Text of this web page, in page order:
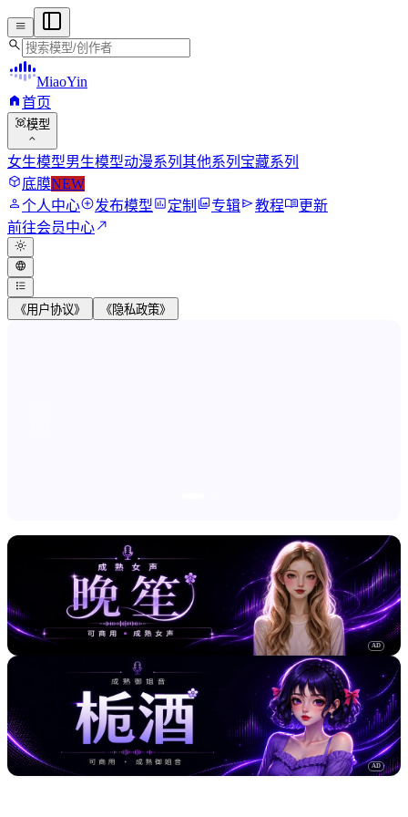
menu
search
MiaoYin
home首页
view_in_ar模型
expand_more
女生模型男生模型动漫系列 其他系列 宝藏系列
deployed_code底膜NEW
person个人中心add_circle发布模型assessment定制 photo_library专辑send教程menu_book更新
前往会员中心north_east
light_mode
language
format_list_bulleted
《用户协议》 《隐私政策》
AD
AD